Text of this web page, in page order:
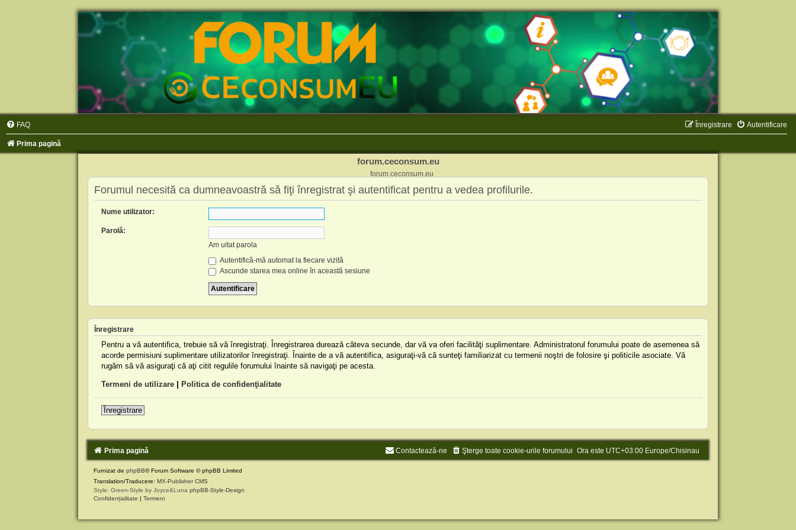
FAQ Autentificare
Înregistrare
Prima pagină
forum.ceconsum.eu
forum.ceconsum.eu
Forumul necesită ca dumneavoastră să fiţi înregistrat şi autentificat pentru a vedea profilurile.
Nume utilizator:
Parolă:
Am uitat parola
Autentifică-mă automat la fiecare vizită
Ascunde starea mea online în această sesiune
Înregistrare
Pentru a vă autentifica, trebuie să vă înregistraţi. Înregistrarea durează câteva secunde, dar vă va oferi facilităţi suplimentare. Administratorul forumului poate de asemenea să
acorde permisiuni suplimentare utilizatorilor înregistraţi. Înainte de a vă autentifica, asiguraţi-vă că sunteţi familiarizat cu termenii noştri de folosire şi politicile asociate. Vă
rugăm să vă asiguraţi că aţi citit regulile forumului înainte să navigaţi pe acesta.
Termeni de utilizare| Politica de confidenţialitate
Înregistrare
Prima pagină Ora este UTC+03:00 Europe/Chisinau
Şterge toate cookie-urile forumului
Contactează-ne
Furnizat de phpBB® Forum Software © phpBB Limited
Translation/Traducere: MX-Publisher CMS
Style: Green-Style by Joyce&Luna phpBB-Style-Design
Confidențialitate | Termeni